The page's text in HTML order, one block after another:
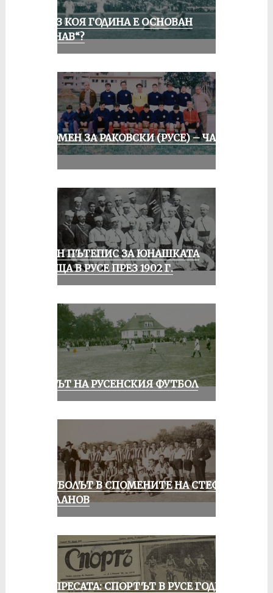
ПРЕЗ КОЯ ГОДИНА Е ОСНОВАН
„ДУНАВ“?
СПОМЕН ЗА РАКОВСКИ (РУСЕ) – ЧАСТ
ЕДИН ПЪТЕПИС ЗА ЮНАШКАТА
СРЕЩА В РУСЕ ПРЕЗ 1902 Г.
ВЕКЪТ НА РУСЕНСКИЯ ФУТБОЛ
ФУТБОЛЪТ В СПОМЕНИТЕ НА СТЕФАН
МИЛАНОВ
ОТ ПРЕСАТА: СПОРТЪТ В РУСЕ ГОДИНА